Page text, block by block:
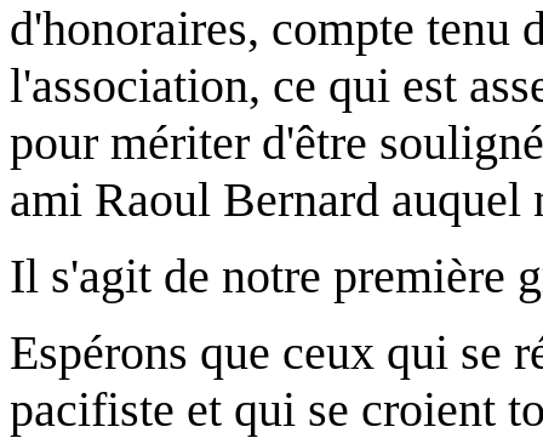
d'honoraires, compte tenu
l'association, ce qui est
pour mériter d'être
ami Raoul Bernard
Il s'agit de notre première
Espérons que ceux qui se
pacifiste et qui se croient